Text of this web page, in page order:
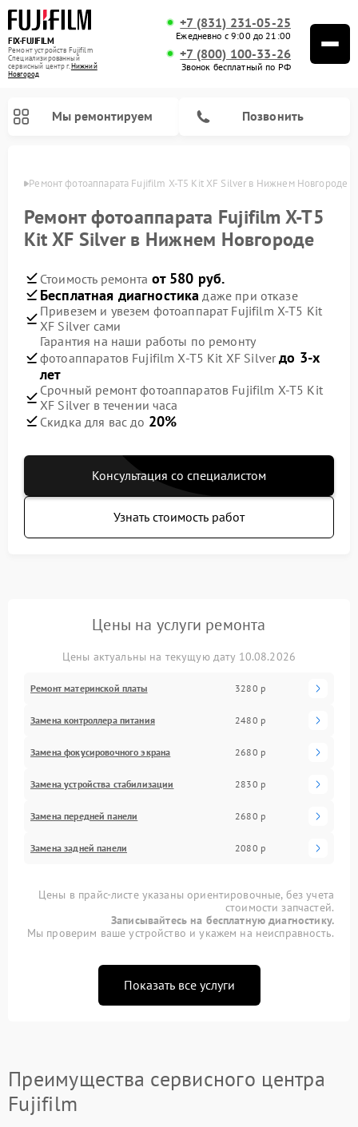
FIX-FUJIFILM
Ремонт устройств Fujifilm
Специализированный
cервисный центр г.Нижний
Новгород
+7 (831) 231-05-25
Ежедневно с 9:00 до 21:00
+7 (800) 100-33-26
Звонок бесплатный по РФ
Мы ремонтируем Позвонить
Ремонт фотоаппарата Fujifilm X-T5 Kit XF Silver в Нижнем Новгороде
Ремонт фотоаппарата Fujifilm X-T5
Kit XF Silver в Нижнем Новгороде
Стоимость ремонта от 580 руб.
Бесплатная диагностика даже при отказе
Привезем и увезем фотоаппарат Fujifilm X-T5 Kit
XF Silver сами
Гарантия на наши работы по ремонту
фотоаппаратов Fujifilm X-T5 Kit XF Silverдо 3-х
лет
Срочный ремонт фотоаппаратов Fujifilm X-T5 Kit
XF Silver в течении часа
Скидка для вас до 20%
Консультация со специалистом
Узнать стоимость работ
Цены на услуги ремонта
Цены актуальны на текущую дату 10.08.2026
Ремонт материнской платы 3280 р
Замена контроллера питания 2480 р
Замена фокусировочного экрана 2680 р
Замена устройства стабилизации 2830 р
Замена передней панели 2680 р
Замена задней панели 2080 р
Цены в прайс-листе указаны ориентировочные, без учета
стоимости запчастей.
Записывайтесь на бесплатную диагностику.
Мы проверим ваше устройство и укажем на неисправность.
Показать все услуги
Преимущества сервисного центра
Fujifilm